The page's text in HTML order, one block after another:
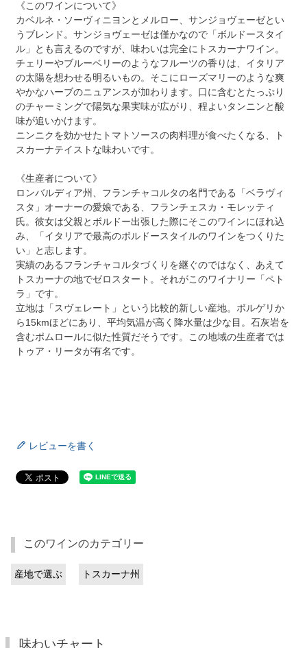
《このワインについて》
カベルネ・ソーヴィニヨンとメルロー、サンジョヴェーゼとい
うブレンド。サンジョヴェーゼは僅かなので「ボルドースタイ
ル」とも言えるのですが、味わいは完全にトスカーナワイン。
チェリーやブルーベリーのようなフルーツの香りは、イタリア
の太陽を想わせる明るいもの。そこにローズマリーのような爽
やかなハーブのニュアンスが加わります。口に含むとたっぷり
のチャーミングで陽気な果実味が広がり、程よいタンニンと酸
味が追いかけます。
ニンニクを効かせたトマトソースの肉料理が食べたくなる、ト
スカーナテイストな味わいです。
《生産者について》
ロンバルディア州、フランチャコルタの名門である「ベラヴィ
スタ」オーナーの愛娘である、フランチェスカ・モレッティ
氏。彼女は父親とボルドー出張した際にそこのワインにほれ込
み、「イタリアで最高のボルドースタイルのワインをつくりた
い」と志します。
実績のあるフランチャコルタづくりを継ぐのではなく、あえて
トスカーナの地でゼロスタート。それがこのワイナリー「ペト
ラ」です。
立地は「スヴェレート」という比較的新しい産地。ボルゲリか
ら15kmほどにあり、平均気温が高く降水量は少な目。石灰岩を
含むポムロールに似た性質だそうです。この地域の生産者では
トゥア・リータが有名です。
レビューを書く
このワインのカテゴリー
産地で選ぶ トスカーナ州
味わいチャート